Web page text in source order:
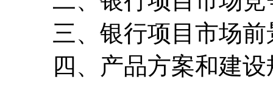
三、银行项目市场前
四、产品方案和建设